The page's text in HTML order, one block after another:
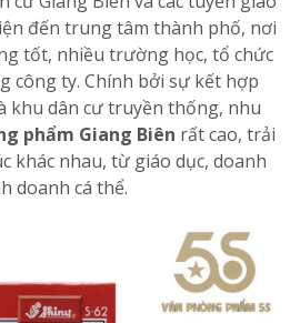
đến trung tâm thành phố, nơi
tốt, nhiều trường học, tổ chức
công ty. Chính bởi sự kết hợp
khu dân cư truyền thống, nhu
phẩm Giang Biên rất cao, trải
khác nhau, từ giáo dục, doanh
doanh cá thể.